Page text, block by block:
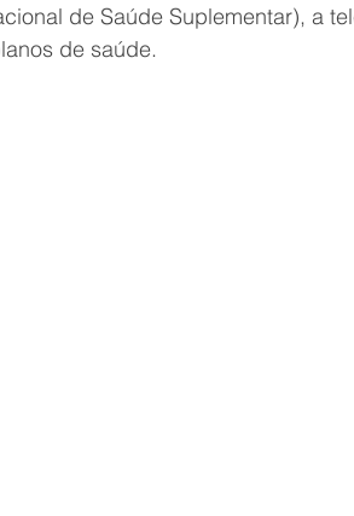
de Saúde Suplementar), a
de saúde.